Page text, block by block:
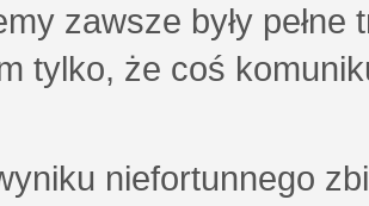
zawsze były
tylko, że coś
niefortunnego